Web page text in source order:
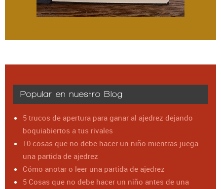
Popular en nuestro Blog
5 trucos de apertura para ganar al ajedrez dejando
boquiabiertos a tus rivales
10 cosas que no debe hacer un niño mientras juega
una partida de ajedrez
Cómo anotar o leer una partida de ajedrez
5 Cosas que no debe hacer un niño antes de una